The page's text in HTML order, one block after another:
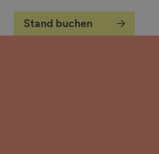
Stand buchen